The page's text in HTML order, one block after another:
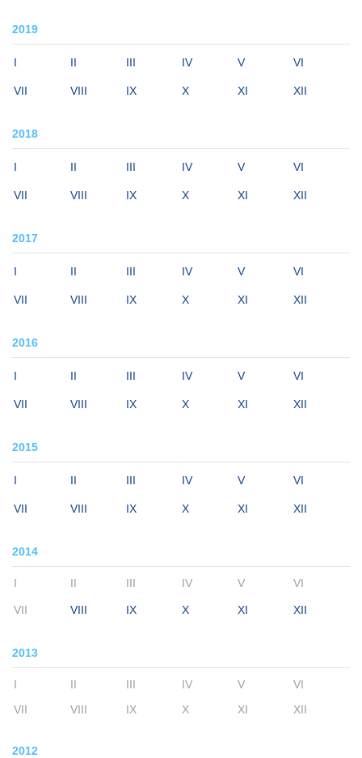
2019
I II III IV V VI
VII VIII IX X XI XII
2018
I II III IV V VI
VII VIII IX X XI XII
2017
I II III IV V VI
VII VIII IX X XI XII
2016
I II III IV V VI
VII VIII IX X XI XII
2015
I II III IV V VI
VII VIII IX X XI XII
2014
I II III IV V VI
VII VIII IX X XI XII
2013
I II III IV V
VI
VII
VIII IX X XI XII
2012